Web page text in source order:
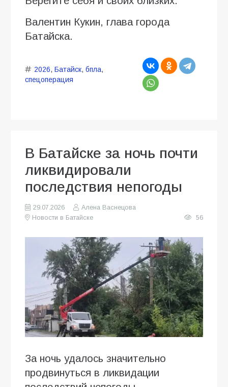
Валентин Кукин, глава города
Батайска.
2026, Батайск, бпла,
спецоперация
В Батайске за ночь почти
ликвидировали
последствия непогоды
29.07.2026
Алена Васнецова
Новости в Батайске
56
За ночь удалось значительно
продвинуться в ликвидации